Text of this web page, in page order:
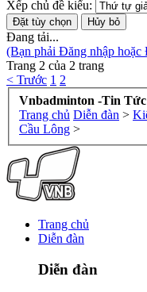
Xếp chủ đề kiểu:
Đang tải...
(Bạn phải Đăng nhập
Trang 2 của 2 trang
< Trước 1 2
Vnbadminton -Tin
Trang chủ Diễn đàn >
Cầu Lông >
Trang chủ
Diễn đàn
Diễn đàn